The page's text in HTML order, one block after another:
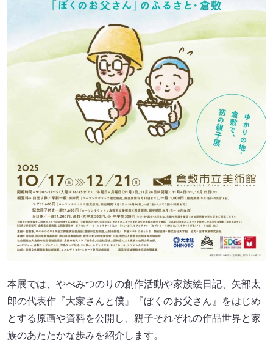
本展では、やべみつのりの創作活動や家族絵日記、矢部太
郎の代表作『大家さんと僕』『ぼくのお父さん』をはじめ
とする原画や資料を公開し、親子それぞれの作品世界と家
族のあたたかな歩みを紹介します。